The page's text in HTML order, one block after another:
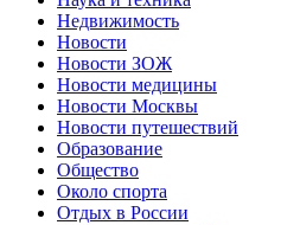
Недвижимость
Новости
Новости ЗОЖ
Новости медицины
Новости Москвы
Новости путешествий
Образование
Общество
Около спорта
Отдых в России